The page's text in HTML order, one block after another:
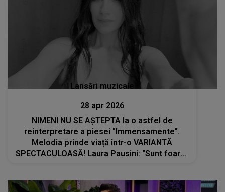
Lansări muzicale
28 apr 2026
NIMENI NU SE AȘTEPTA la o astfel de
reinterpretare a piesei "Immensamente".
Melodia prinde viață într-o VARIANTĂ
SPECTACULOASĂ! Laura Pausini: "Sunt foarte
fost..."